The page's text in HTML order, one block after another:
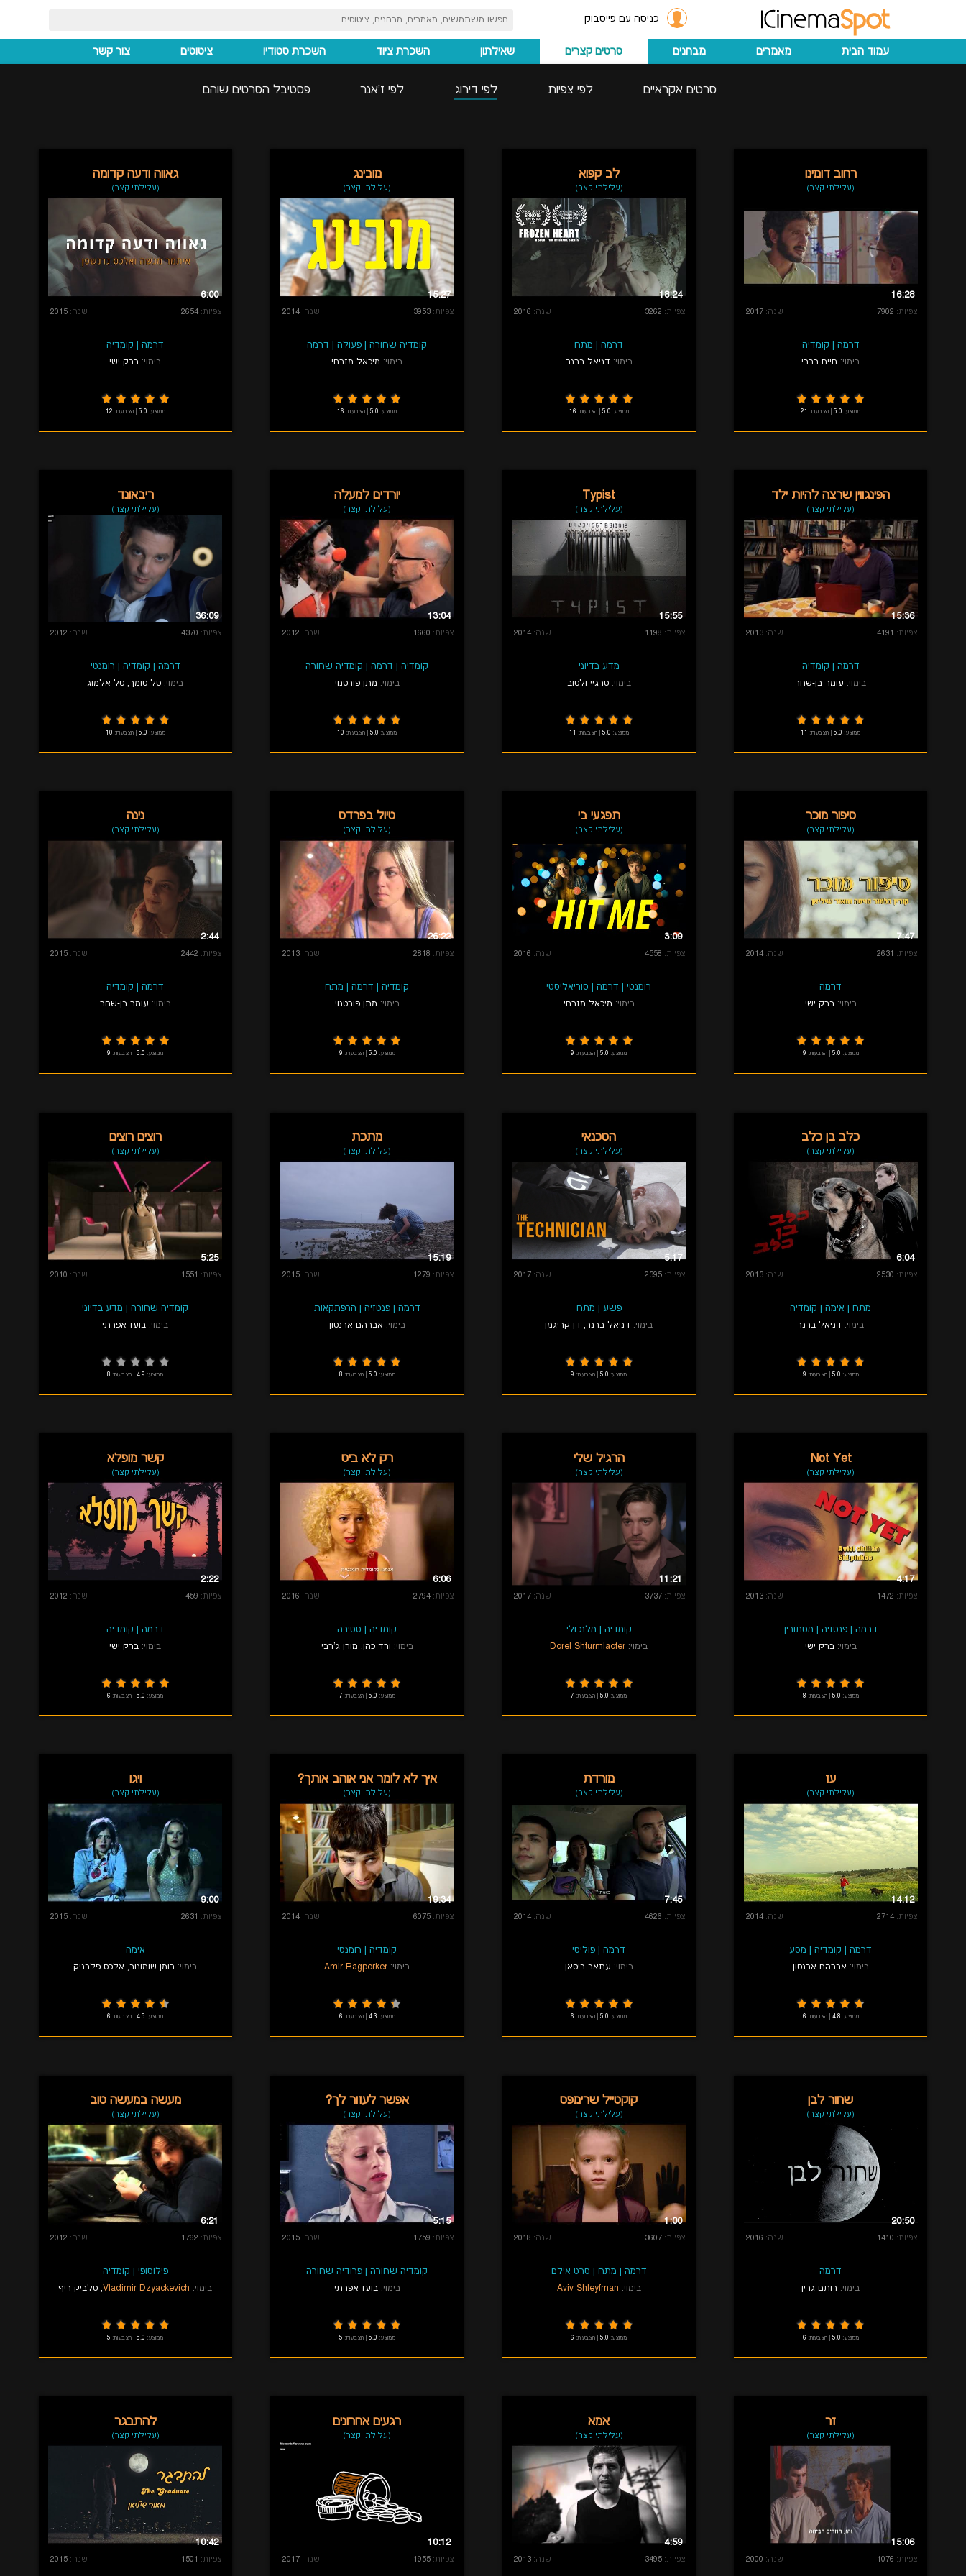
כניסה עם פייסבוק
עמוד הבית מאמרים מבחנים סרטים קצרים שאילתון השכרת ציוד השכרת סטודיו ציטוטים צור קשר
סרטים אקראיים לפי צפיות לפי דירוג לפי ז'אנר פסטיבל הסרטים שוהם
רחוב דומינו
(עלילתי קצר)
16:28
צפיות: 7902 שנה: 2017
דרמה | קומדיה
בימוי: חיים ברבי
ממוצע: 5.0 הצבעות: 21
לב קפוא
(עלילתי קצר)
18:24
צפיות: 3262 שנה: 2016
דרמה| מתח
בימוי: דניאל ברנר
ממוצע: 5.0
|הצבעות: 16
מובינג
(עלילתי קצר)
15:27
צפיות: 3953 שנה: 2014
קומדיה שחורה| פעולה| דרמה
בימוי: מיכאל מזרחי
ממוצע: 5.0 הצבעות: 16
גאווה ודעה קדומה
(עלילתי קצר)
6:00
צפיות: 2654 שנה: 2015
דרמה| קומדיה
בימוי: ברק ישי
ממוצע: 5.0
|הצבעות: 12
הפינגווין שרצה להיות ילד
(עלילתי קצר)
15:36
צפיות: 4191 שנה: 2013
דרמה | קומדיה
בימוי: עומר בן-שחר
ממוצע: 5.0 הצבעות: 11
Typist
(עלילתי קצר)
15:55
צפיות: 1198 שנה: 2014
מדע בדיוני
בימוי: סרגיי ולסוב
ממוצע: 5.0
|הצבעות: 11
יורדים למעלה
(עלילתי קצר)
13:04
צפיות: 1660 שנה: 2012
קומדיה| דרמה| קומדיה שחורה
בימוי: מתן פורטנוי
ממוצע: 5.0 הצבעות: 10
ריבאונד
(עלילתי קצר)
36:09
צפיות: 4370 שנה: 2012
דרמה | קומדיה | רומנטי
בימוי: טל סומך, טל אלמוג
ממוצע: 5.0
|הצבעות: 10
סיפור מוכר
(עלילתי קצר)
7:47
צפיות: 2631 שנה: 2014
דרמה
בימוי: ברק ישי
ממוצע: 5.0
|הצבעות: 9
תפגעי בי
(עלילתי קצר)
3:09
צפיות: 4558 שנה: 2016
רומנטי| דרמה| סוריאליסטי
בימוי: מיכאל מזרחי
ממוצע: 5.0 הצבעות: 9
טיול בפרדס
(עלילתי קצר)
26:22
צפיות: 2818 שנה: 2013
קומדיה| דרמה | מתח
בימוי: מתן פורטנוי
ממוצע: 5.0
|הצבעות: 9
נינה
(עלילתי קצר)
2:44
צפיות: 2442 שנה: 2015
דרמה| קומדיה
בימוי: עומר בן-שחר
ממוצע: 5.0 הצבעות: 9
כלב בן כלב
(עלילתי קצר)
6:04
צפיות: 2530 שנה: 2013
מתח| אימה| קומדיה
בימוי: דניאל ברנר
ממוצע: 5.0
|הצבעות: 9
הטכנאי
(עלילתי קצר)
5:17
צפיות: 2395 שנה: 2017
פשע | מתח
בימוי: דניאל ברנר, דן קריגמן
ממוצע: 5.0 הצבעות: 9
מתכת
(עלילתי קצר)
15:19
צפיות: 1279 שנה: 2015
דרמה |פנטזיה | הרפתקאות
בימוי: אברהם ארנסון
ממוצע: 5.0
|הצבעות: 8
רוצים רוצים
(עלילתי קצר)
5:25
צפיות: 1551 שנה: 2010
קומדיה שחורה| מדע בדיוני
בימוי: בועז אפרתי
ממוצע: 4.9 הצבעות: 8
Not Yet
(עלילתי קצר)
4:17
צפיות: 1472 שנה: 2013
דרמה |פנטזיה | מסתורין
בימוי: ברק ישי
ממוצע: 5.0
|הצבעות: 8
הרגיל שלי
(עלילתי קצר)
11:21
צפיות: 3737 שנה: 2017
קומדיה | מלנכולי
בימוי: Dorel Shturmlaofer
ממוצע: 5.0 הצבעות: 7
רק לא ביט
(עלילתי קצר)
6:06
צפיות: 2794 שנה: 2016
קומדיה| סטירה
בימוי: ורד כהן, מורן ג'רבי
ממוצע: 5.0
|הצבעות: 7
קשר מופלא
(עלילתי קצר)
2:22
צפיות: 459 שנה: 2012
דרמה| קומדיה
בימוי: ברק ישי
ממוצע: 5.0 הצבעות: 6
עז
(עלילתי קצר)
14:12
צפיות: 2714 שנה: 2014
דרמה| קומדיה| מסע
בימוי: אברהם ארנסון
ממוצע: 4.8
|הצבעות: 6
מורדת
(עלילתי קצר)
7:45
צפיות: 4626 שנה: 2014
דרמה| פוליטי
בימוי: עתאב ביסאן
ממוצע: 5.0 הצבעות: 6
איך לא לומר אני אוהב אותך?
(עלילתי קצר)
19:34
צפיות: 6075 שנה: 2014
קומדיה| רומנטי
בימוי: Amir Ragporker
ממוצע: 4.3
|הצבעות: 6
ויגו
(עלילתי קצר)
9:00
צפיות: 2631 שנה: 2015
אימה
בימוי: רומן שומונוב, אלכס פלבניק
ממוצע: 4.5 הצבעות: 6
שחור לבן
(עלילתי קצר)
20:50
צפיות: 1410 שנה: 2016
דרמה
בימוי: רותם גרין
ממוצע: 5.0
|הצבעות: 6
קוקטייל שרימפס
(עלילתי קצר)
1:00
צפיות: 3607 שנה: 2018
דרמה | מתח | סרט אילם
בימוי: Aviv Shleyfman
ממוצע: 5.0 הצבעות: 6
אפשר לעזור לך?
(עלילתי קצר)
5:15
צפיות: 1759 שנה: 2015
קומדיה שחורה| פרודיה שחורה
בימוי: בועז אפרתי
ממוצע: 5.0
|הצבעות: 5
מעשה במעשה טוב
(עלילתי קצר)
6:21
צפיות: 1762 שנה: 2012
פילוסופי | קומדיה
בימוי: Vladimir Dzyackevich
, סלביק ריף
ממוצע: 5.0 הצבעות: 5
זר
(עלילתי קצר)
15:06
צפיות: 1076 שנה: 2000
אמא
(עלילתי קצר)
4:59
צפיות: 3495 שנה: 2013
רגעים אחרונים
(עלילתי קצר)
10:12
צפיות: 1955 שנה: 2017
להתבגר
(עלילתי קצר)
10:42
צפיות: 1501 שנה: 2015